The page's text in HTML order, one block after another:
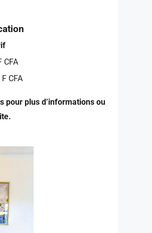
CFA
CFA
pour plus d’informations ou